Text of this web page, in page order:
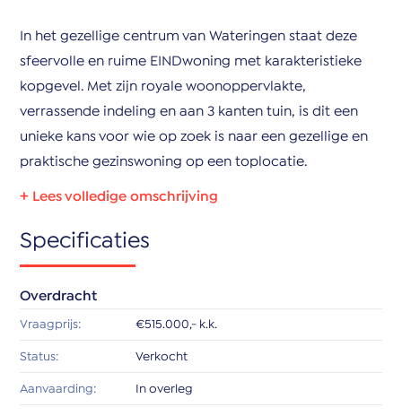
In het gezellige centrum van Wateringen staat deze
sfeervolle en ruime EINDwoning met karakteristieke
kopgevel. Met zijn royale woonoppervlakte,
verrassende indeling en aan 3 kanten tuin, is dit een
unieke kans voor wie op zoek is naar een gezellige en
praktische gezinswoning op een toplocatie.
Via de zeer ruime hal met meterkast en vaste kasten
kom je binnen in de eetkamer en royale woonkamer.
Vervolgens vindt u hier ook een aangebouwde serre,
De eetkamer is aan de tuinzijde gelegen en geeft
Specificaties
Overdracht
Vraagprijs: €515.000,- k.k.
Status: Verkocht
Aanvaarding: In overleg